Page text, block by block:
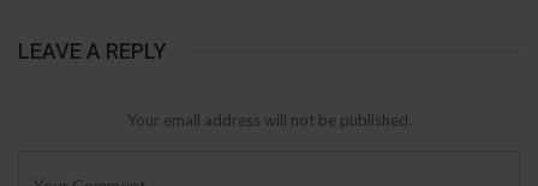
LEAVE A REPLY
Your email address will not be published.